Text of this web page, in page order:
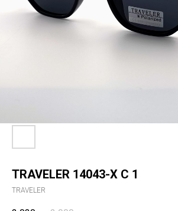
TRAVELER 14043-X С 1
TRAVELER